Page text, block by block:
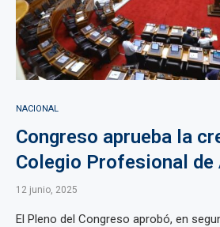
NACIONAL
Congreso aprueba la
Colegio Profesional
12 junio, 2025
El Pleno del Congreso aprobó, en